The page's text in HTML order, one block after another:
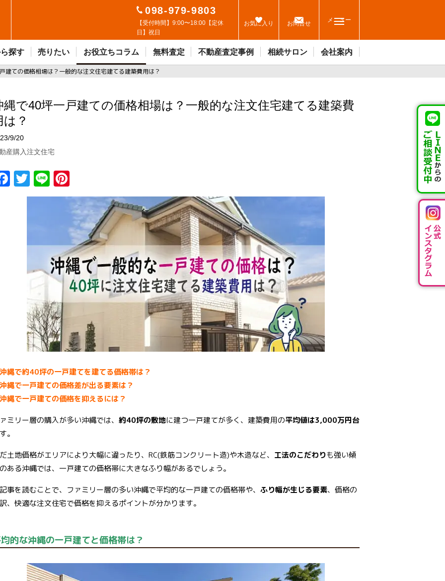
098-979-9803
【受付時間】9:00〜18:00【定休
日】祝日
お気に入り お問合せ メニュー
探す 売りたい お役立ちコラム 無料査定 不動産査定事例 相続サロン 会社案内
建ての価格相場は？一般的な注文住宅建てる建築費用は？
縄で40坪一戸建ての価格相場は？一般的な注文住宅建てる建築費
は？
9/20
産購入注文住宅
F T
w
er
Li
n n
t
er
e
st
縄で約40坪の一戸建てを建てる価格帯は？
縄で一戸建ての価格差が出る要素は？
縄で一戸建ての価格を抑えるには？
ミリー層の購入が多い沖縄では、 約40坪の敷地に建つ一戸建てが多く、建築費用の平均値は3,000万円台
。
土地価格がエリアにより大幅に違ったり、RC(鉄筋コンクリート造)や木造など、 工法のこだわりも強い傾
ある沖縄では、一戸建ての価格帯に大きなふり幅があるでしょう。
事を読むことで、ファミリー層の多い沖縄で平均的な一戸建ての価格帯や、 ふり幅が生じる要素、価格の
、快適な注文住宅で価格を抑えるポイントが分かります。
的な沖縄の一戸建てと価格帯は？